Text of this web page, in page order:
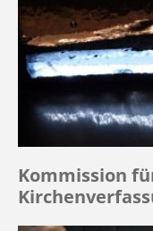
Kommission